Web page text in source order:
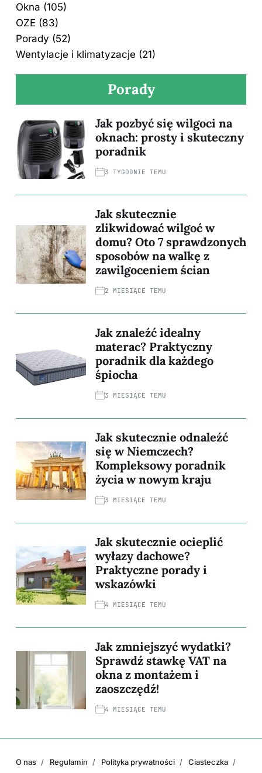
Okna (105)
OZE (83)
Porady (52)
Wentylacje i klimatyzacje (21)
Porady
Jak pozbyć się wilgoci na
oknach: prosty i skuteczny
poradnik
3 TYGODNIE TEMU
Jak skutecznie
zlikwidować wilgoć w
domu? Oto 7 sprawdzonych
sposobów na walkę z
zawilgoceniem ścian
2 MIESIĄCE TEMU
Jak znaleźć idealny
materac? Praktyczny
poradnik dla każdego
śpiocha
3 MIESIĄCE TEMU
Jak skutecznie odnaleźć
się w Niemczech?
Kompleksowy poradnik
życia w nowym kraju
3 MIESIĄCE TEMU
Jak skutecznie ocieplić
wyłazy dachowe?
Praktyczne porady i
wskazówki
4 MIESIĄCE TEMU
Jak zmniejszyć wydatki?
Sprawdź stawkę VAT na
okna z montażem i
zaoszczędź!
4 MIESIĄCE TEMU
O nas Regulamin Polityka prywatności Ciasteczka